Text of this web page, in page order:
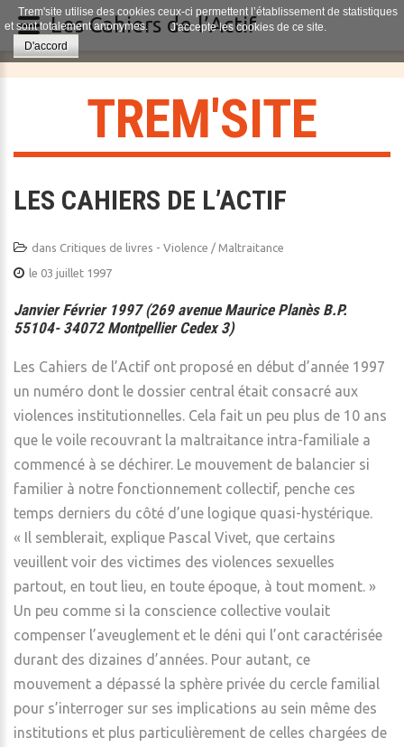
TREM'SITE
LES CAHIERS DE L’ACTIF
dans Critiques de livres - Violence / Maltraitance
le 03 juillet 1997
Janvier Février 1997 (269 avenue Maurice Planès B.P.
55104- 34072 Montpellier Cedex 3)
Les Cahiers de l’Actif ont proposé en début d’année 1997
un numéro dont le dossier central était consacré aux
violences institutionnelles. Cela fait un peu plus de 10 ans
que le voile recouvrant la maltraitance intra-familiale a
commencé à se déchirer. Le mouvement de balancier si
familier à notre fonctionnement collectif, penche ces
temps derniers du côté d’une logique quasi-hystérique.
« Il semblerait, explique Pascal Vivet, que certains
veuillent voir des victimes des violences sexuelles
partout, en tout lieu, en toute époque, à tout moment. »
Un peu comme si la conscience collective voulait
compenser l’aveuglement et le déni qui l’ont caractérisée
durant des dizaines d’années. Pour autant, ce
mouvement a dépassé la sphère privée du cercle familial
pour s’interroger sur ses implications au sein même des
institutions et plus particulièrement de celles chargées de
Trem'site utilise des cookies ceux-ci permettent l’établissement de statistiques
et sont totalement anonymes.
J'accepte les cookies de ce site.
D'accord
Les Cahiers de l’Actif